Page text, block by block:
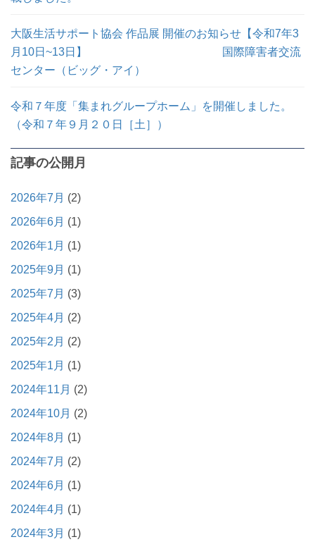
大阪生活サポート協会 作品展 開催のお知らせ【令和7年3
月10日~13日】 国際障害者交流
センター（ビッグ・アイ）
令和７年度「集まれグループホーム」を開催しました。
（令和７年９月２０日［土］）
記事の公開月
2026年7月 (2)
2026年6月 (1)
2026年1月 (1)
2025年9月 (1)
2025年7月 (3)
2025年4月 (2)
2025年2月 (2)
2025年1月 (1)
2024年11月 (2)
2024年10月 (2)
2024年8月 (1)
2024年7月 (2)
2024年6月 (1)
2024年4月 (1)
2024年3月 (1)